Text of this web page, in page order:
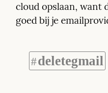
cloud opslaan, want
goed bij je
#deletegmail